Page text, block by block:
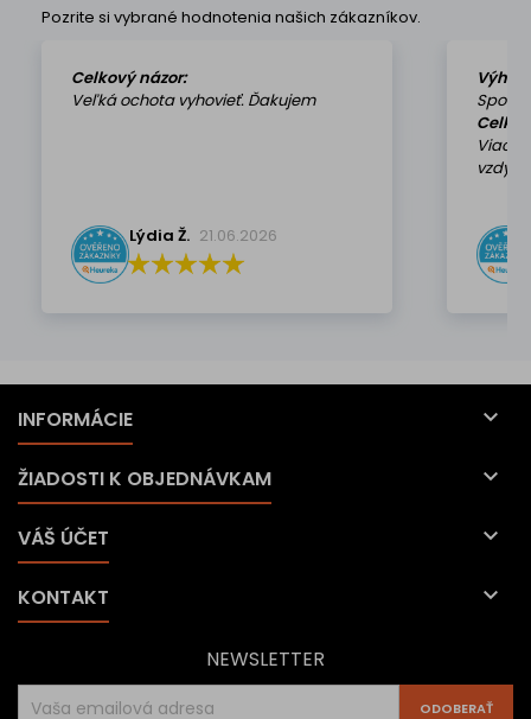
Pozrite si vybrané hodnotenia našich zákazníkov.
Celkový názor:
Veľká ochota vyhovieť. Ďakujem
Lýdia Ž. 21.06.2026
vzdy k
INFORMÁCIE 
ŽIADOSTI K OBJEDNÁVKAM 
VÁŠ ÚČET 
KONTAKT 
NEWSLETTER